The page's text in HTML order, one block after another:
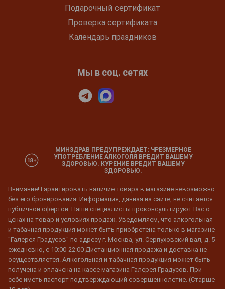
Подарочный сертификат
Проверка сертификата
Календарь праздников
Мы в соц. сетях
МИНЗДРАВ ПРЕДУПРЕЖДАЕТ: ЧРЕЗМЕРНОЕ
УПОТРЕБЛЕНИЕ АЛКОГОЛЯ ВРЕДИТ ВАШЕМУ
ЗДОРОВЬЮ. КУРЕНИЕ ВРЕДИТ ВАШЕМУ
ЗДОРОВЬЮ.
Внимание! Гарантировать наличие товара в магазине невозможно
без его бронирования. Информация, данная на сайте, не считается
публичной офертой. Наши специалисты проконсультируют Вас о
ценах на товар и условиях продаж. Уведомляем, что алкогольная
и табачная продукция может быть приобретена только в магазине
"Галерея Градусов" по адресу г. Москва, ул. Серпуховский вал, д. 5
ежедневно, с 10:00-22:00 Дистанционная продажа и доставка не
осуществляется. Алкогольная и табачная продукция может быть
получена и оплачена на кассе магазина Галерея Градусов. При
себе иметь паспорт подтверждающий совершеннолетие. (Старше